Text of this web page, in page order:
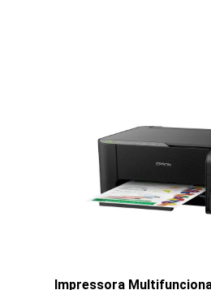
Impressora